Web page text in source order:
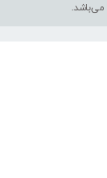
می‌باشد.